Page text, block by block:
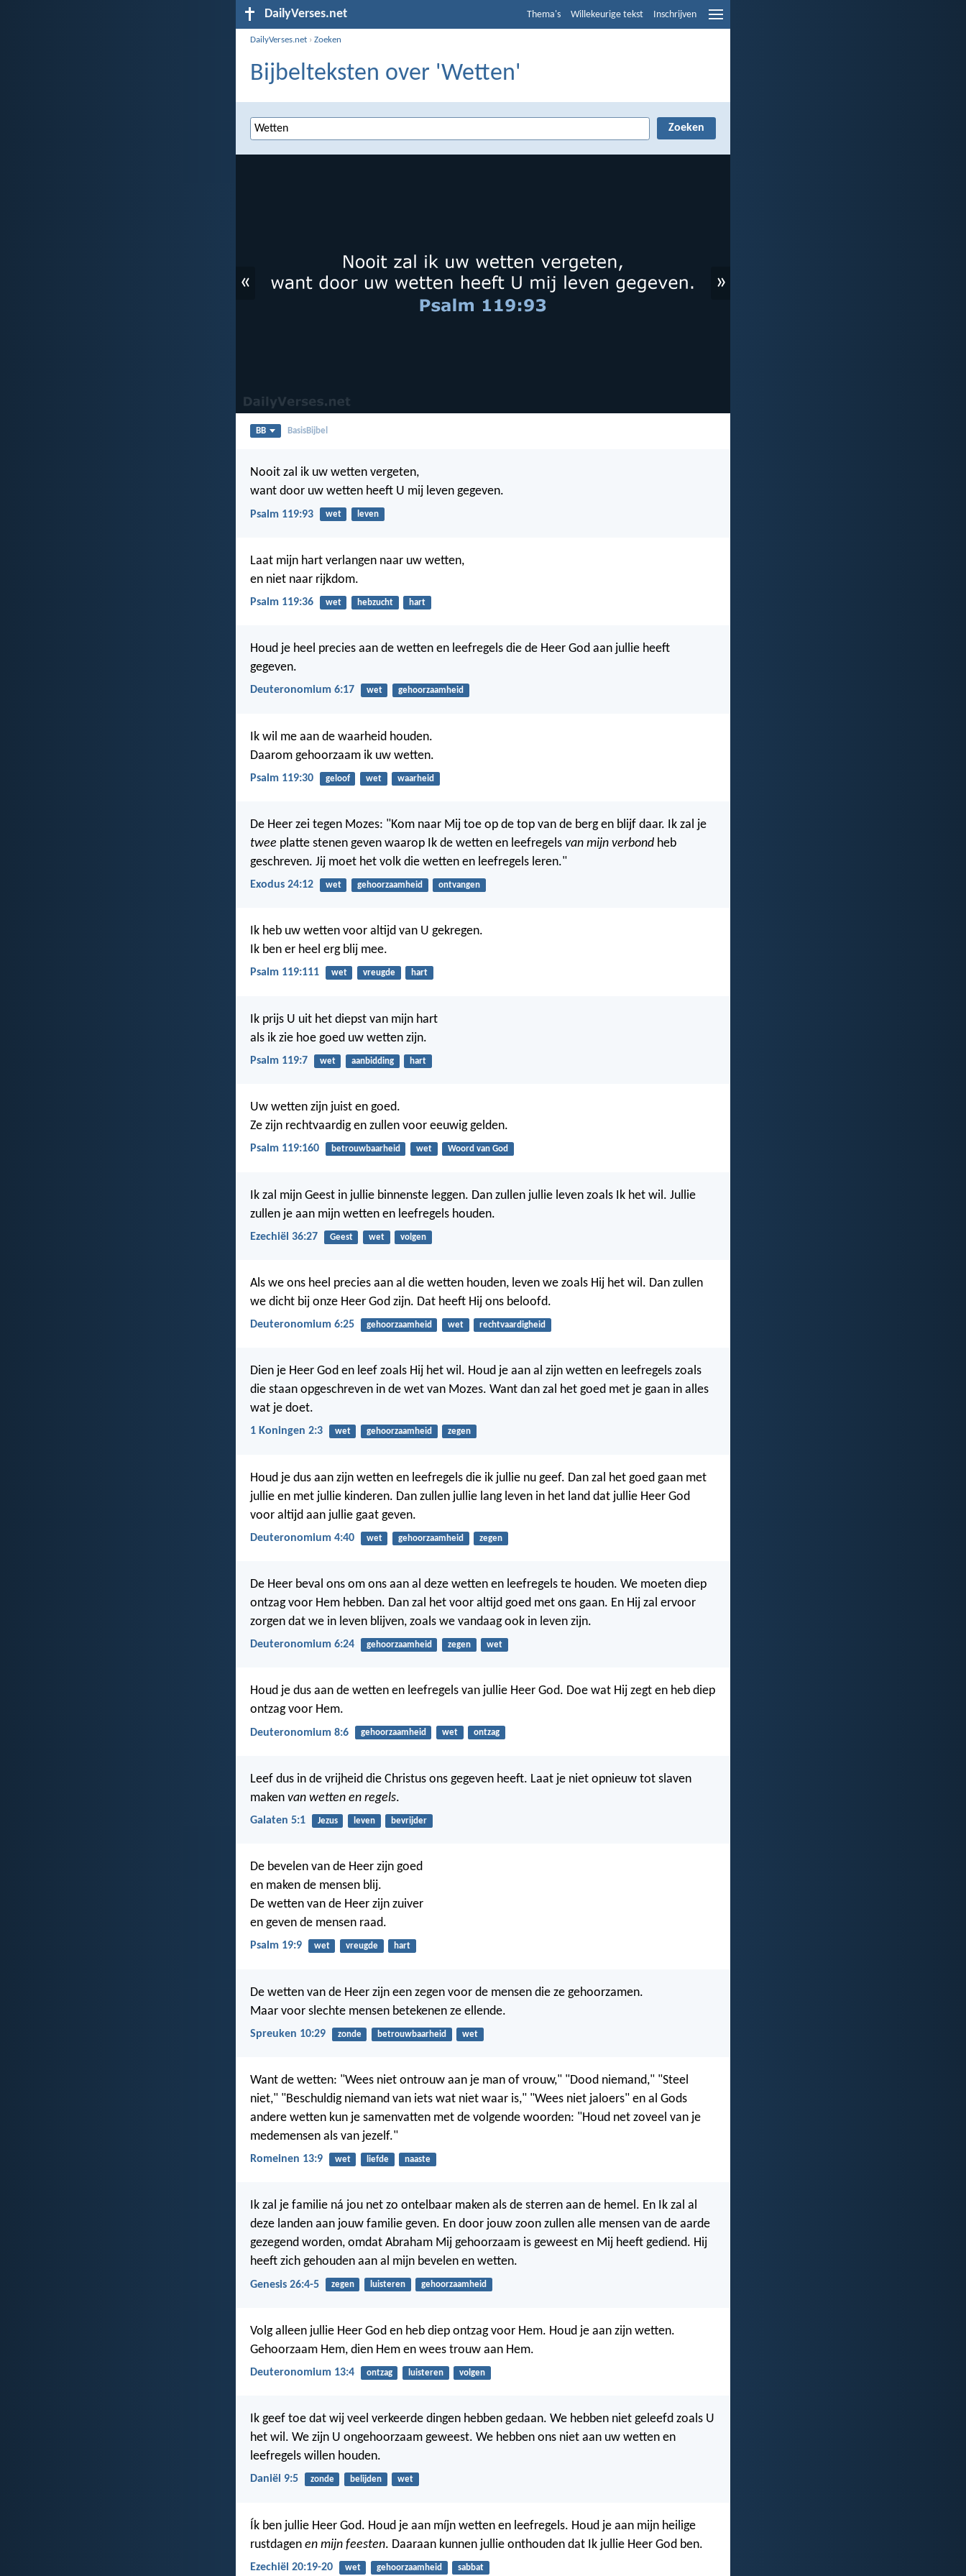
DailyVerses.net Thema's Willekeurige tekst Inschrijven
DailyVerses.net ›Zoeken
Bijbelteksten over 'Wetten'
« »
BB BasisBijbel
Nooit zal ik uw wetten vergeten,
want door uw wetten heeft U mij leven gegeven.
Psalm 119:93 wet leven
Laat mijn hart verlangen naar uw wetten,
en niet naar rijkdom.
Psalm 119:36 wet hebzucht hart
Houd je heel precies aan de wetten en leefregels die de Heer God aan jullie heeft
gegeven.
Deuteronomium 6:17 wet gehoorzaamheid
Ik wil me aan de waarheid houden.
Daarom gehoorzaam ik uw wetten.
Psalm 119:30 geloof wet waarheid
De Heer zei tegen Mozes: "Kom naar Mij toe op de top van de berg en blijf daar. Ik zal je
twee platte stenen geven waarop Ik de wetten en leefregels van mijn verbond heb
geschreven. Jij moet het volk die wetten en leefregels leren."
Exodus 24:12 wet gehoorzaamheid ontvangen
Ik heb uw wetten voor altijd van U gekregen.
Ik ben er heel erg blij mee.
Psalm 119:111 wet vreugde hart
Ik prijs U uit het diepst van mijn hart
als ik zie hoe goed uw wetten zijn.
Psalm 119:7 wet aanbidding hart
Uw wetten zijn juist en goed.
Ze zijn rechtvaardig en zullen voor eeuwig gelden.
Psalm 119:160 betrouwbaarheid wet Woord van God
Ik zal mijn Geest in jullie binnenste leggen. Dan zullen jullie leven zoals Ik het wil. Jullie
zullen je aan mijn wetten en leefregels houden.
Ezechiël 36:27 Geest wet volgen
Als we ons heel precies aan al die wetten houden, leven we zoals Hij het wil. Dan zullen
we dicht bij onze Heer God zijn. Dat heeft Hij ons beloofd.
Deuteronomium 6:25 gehoorzaamheid wet rechtvaardigheid
Dien je Heer God en leef zoals Hij het wil. Houd je aan al zijn wetten en leefregels zoals
die staan opgeschreven in de wet van Mozes. Want dan zal het goed met je gaan in alles
wat je doet.
1 Koningen 2:3 wet gehoorzaamheid zegen
Houd je dus aan zijn wetten en leefregels die ik jullie nu geef. Dan zal het goed gaan met
jullie en met jullie kinderen. Dan zullen jullie lang leven in het land dat jullie Heer God
voor altijd aan jullie gaat geven.
Deuteronomium 4:40 wet gehoorzaamheid zegen
De Heer beval ons om ons aan al deze wetten en leefregels te houden. We moeten diep
ontzag voor Hem hebben. Dan zal het voor altijd goed met ons gaan. En Hij zal ervoor
zorgen dat we in leven blijven, zoals we vandaag ook in leven zijn.
Deuteronomium 6:24 gehoorzaamheid zegen wet
Houd je dus aan de wetten en leefregels van jullie Heer God. Doe wat Hij zegt en heb diep
ontzag voor Hem.
Deuteronomium 8:6 gehoorzaamheid wet ontzag
Leef dus in de vrijheid die Christus ons gegeven heeft. Laat je niet opnieuw tot slaven
maken van wetten en regels.
Galaten 5:1 Jezus leven bevrijder
De bevelen van de Heer zijn goed
en maken de mensen blij.
De wetten van de Heer zijn zuiver
en geven de mensen raad.
Psalm 19:9 wet vreugde hart
De wetten van de Heer zijn een zegen voor de mensen die ze gehoorzamen.
Maar voor slechte mensen betekenen ze ellende.
Spreuken 10:29 zonde betrouwbaarheid wet
Want de wetten: "Wees niet ontrouw aan je man of vrouw," "Dood niemand," "Steel
niet," "Beschuldig niemand van iets wat niet waar is," "Wees niet jaloers" en al Gods
andere wetten kun je samenvatten met de volgende woorden: "Houd net zoveel van je
medemensen als van jezelf."
Romeinen 13:9 wet liefde naaste
Ik zal je familie ná jou net zo ontelbaar maken als de sterren aan de hemel. En Ik zal al
deze landen aan jouw familie geven. En door jouw zoon zullen alle mensen van de aarde
gezegend worden, omdat Abraham Mij gehoorzaam is geweest en Mij heeft gediend. Hij
heeft zich gehouden aan al mijn bevelen en wetten.
Genesis 26:4-5 zegen luisteren gehoorzaamheid
Volg alleen jullie Heer God en heb diep ontzag voor Hem. Houd je aan zijn wetten.
Gehoorzaam Hem, dien Hem en wees trouw aan Hem.
Deuteronomium 13:4 ontzag luisteren volgen
Ik geef toe dat wij veel verkeerde dingen hebben gedaan. We hebben niet geleefd zoals U
het wil. We zijn U ongehoorzaam geweest. We hebben ons niet aan uw wetten en
leefregels willen houden.
Daniël 9:5 zonde belijden wet
Ík ben jullie Heer God. Houd je aan míjn wetten en leefregels. Houd je aan mijn heilige
rustdagen en mijn feesten. Daaraan kunnen jullie onthouden dat Ik jullie Heer God ben.
Ezechiël 20:19-20 wet gehoorzaamheid sabbat